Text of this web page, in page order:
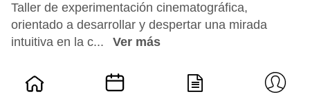
Taller de experimentación cinematográfica,
orientado a desarrollar y despertar una mirada
intuitiva en la c...
Ver más